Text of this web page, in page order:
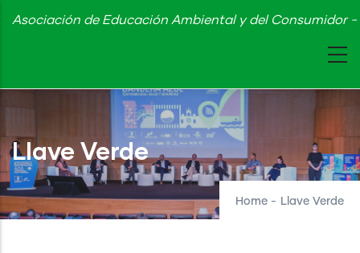
Skip
content
Asociación de Educación Ambiental y del Consumidor
Llave Verde
Home - Llave Verde